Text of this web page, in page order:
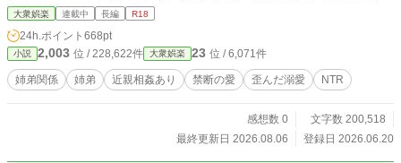
ちゃんが、洗濯機の上に置き忘れていった『鮮やかなピンク
姉」の鎧がベリベリと剥がれ落ちていく。 知ってはいけない
身内の秘密。見なかったことにはできない、女の性。 一度引
かれた境界線は、静かに、だけど確実に狂い始めていく―
―。 38歳弟と40歳姉。逃げ場のない一つ屋根の下で始まる、
大衆娯楽 連載中 長編 R18
24h.ポイント 668pt
小説 2,003 位 / 228,622件 大衆娯楽 23 位 / 6,071件
姉弟関係 姉弟 近親相姦あり 禁断の愛 歪んだ溺愛 NTR
感想数 0
文字数 200,518
最終更新日 2026.08.06
登録日 2026.06.20